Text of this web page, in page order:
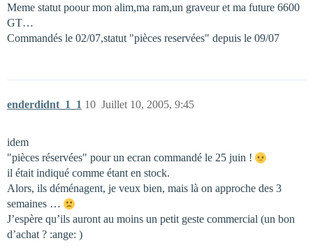
Meme statut poour mon alim,ma ram,un graveur et ma future 6600
GT…
Commandés le 02/07,statut "pièces reservées" depuis le 09/07
enderdidnt_1_1 Juillet 10, 2005, 9:45
10
idem
"pièces réservées" pour un ecran commandé le 25 juin !
il était indiqué comme étant en stock.
Alors, ils déménagent, je veux bien, mais là on approche des 3
semaines …
J’espère qu’ils auront au moins un petit geste commercial (un bon
d’achat ? :ange: )